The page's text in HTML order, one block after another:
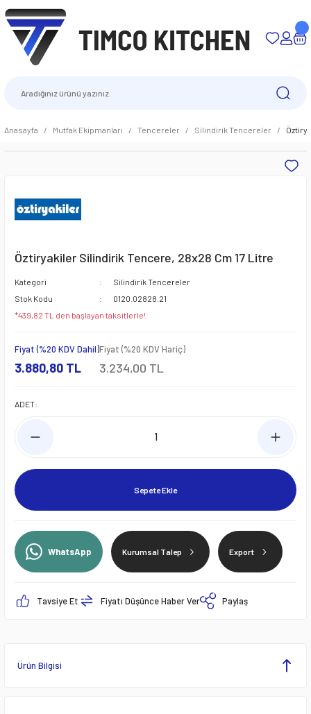
Anasayfa Mutfak Ekipmanları Tencereler Silindirik Tencereler
Öztiryakiler Silindirik Tencere, 28x28 Cm 17 Litre
Kategori
Silindirik Tencereler
Stok Kodu
0120.02828.21
*439,82 TL den başlayan taksitlerle!
Fiyat (%20 KDV Dahil)
3.880,80 TL
Fiyat (%20 KDV Hariç)
3.234,00 TL
ADET:
Sepete Ekle
WhatsApp Kurumsal Talep Export
Tavsiye Et Fiyatı Düşünce Haber Ver Paylaş
Ürün Bilgisi